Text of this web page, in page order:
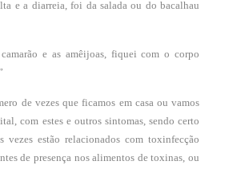
e a diarreia, foi da salada ou do bacalhau
e as amêijoas, fiquei com o corpo
de vezes que ficamos em casa ou vamos
com estes e outros sintomas, sendo certo
vezes estão relacionados com toxinfecção
de presença nos alimentos de toxinas, ou